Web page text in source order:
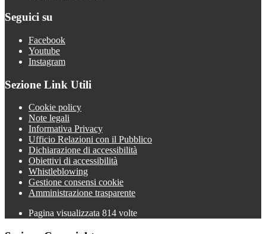
Seguici su
Facebook
Youtube
Instagram
Sezione Link Utili
Cookie policy
Note legali
Informativa Privacy
Ufficio Relazioni con il Pubblico
Dichiarazione di accessibilità
Obiettivi di accessibilità
Whistleblowing
Gestione consensi cookie
Amministrazione trasparente
Pagina visualizzata 814 volte